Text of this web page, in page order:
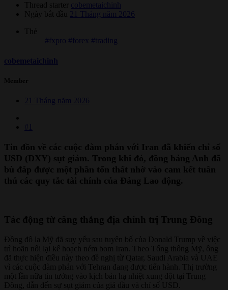
Thread starter
cobemetaichinh
Ngày bắt đầu
21 Tháng năm 2026
Thẻ
#fxpro #forex #trading
cobemetaichinh
Member
21 Tháng năm 2026
#1
Tin đồn về các cuộc đàm phán với Iran đã khiến chỉ số
USD (DXY) sụt giảm. Trong khi đó, đồng bảng Anh đã
bù đắp được một phần tổn thất nhờ vào cam kết tuân
thủ các quy tắc tài chính của Đảng Lao động.
Tác động từ căng thẳng địa chính trị Trung Đông​
Đồng đô la Mỹ đã suy yếu sau tuyên bố của Donald Trump về việc
trì hoãn nối lại kế hoạch ném bom Iran. Theo Tổng thống Mỹ, ông
đã thực hiện điều này theo đề nghị từ Qatar, Saudi Arabia và UAE
vì các cuộc đàm phán với Tehran đang được tiến hành. Thị trường
một lần nữa tin tưởng vào kịch bản hạ nhiệt xung đột tại Trung
Đông, dẫn đến sự sụt giảm của giá dầu và chỉ số USD.